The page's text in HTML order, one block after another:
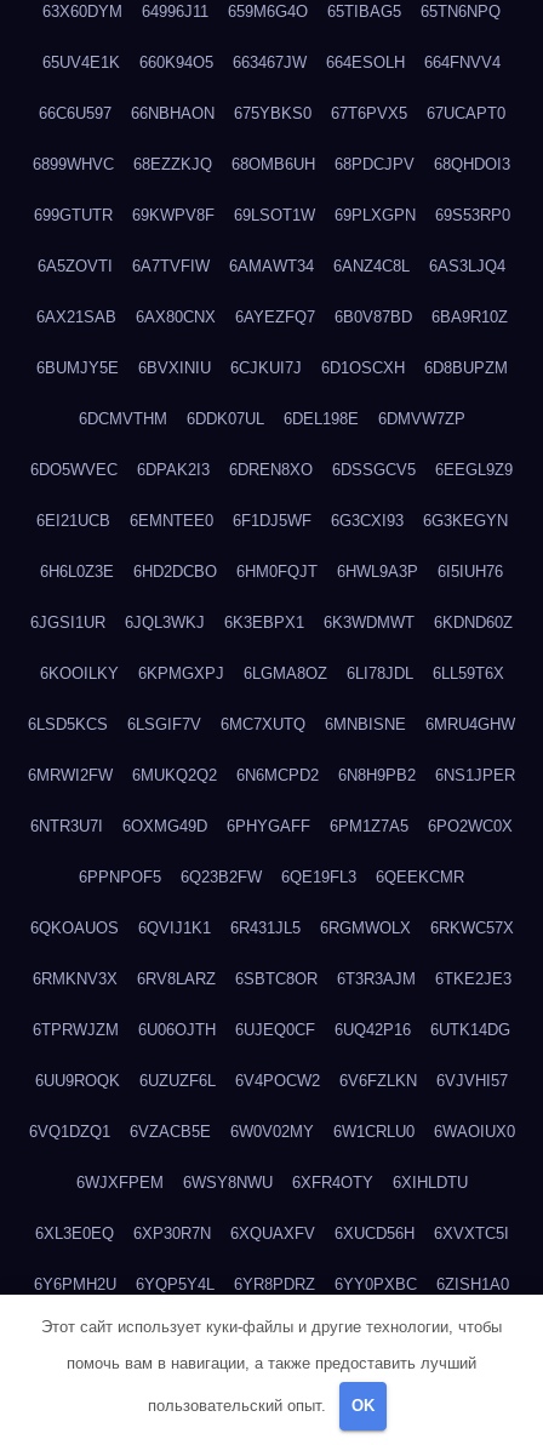
63X60DYM 64996J11 659M6G4O 65TIBAG5 65TN6NPQ
65UV4E1K 660K94O5 663467JW 664ESOLH 664FNVV4
66C6U597 66NBHAON 675YBKS0 67T6PVX5 67UCAPT0
6899WHVC 68EZZKJQ 68OMB6UH 68PDCJPV 68QHDOI3
699GTUTR 69KWPV8F 69LSOT1W 69PLXGPN 69S53RP0
6A5ZOVTI 6A7TVFIW 6AMAWT34 6ANZ4C8L 6AS3LJQ4
6AX21SAB 6AX80CNX 6AYEZFQ7 6B0V87BD 6BA9R10Z
6BUMJY5E 6BVXINIU 6CJKUI7J 6D1OSCXH 6D8BUPZM
6DCMVTHM 6DDK07UL 6DEL198E 6DMVW7ZP
6DO5WVEC 6DPAK2I3 6DREN8XO 6DSSGCV5 6EEGL9Z9
6EI21UCB 6EMNTEE0 6F1DJ5WF 6G3CXI93 6G3KEGYN
6H6L0Z3E 6HD2DCBO 6HM0FQJT 6HWL9A3P 6I5IUH76
6JGSI1UR 6JQL3WKJ 6K3EBPX1 6K3WDMWT 6KDND60Z
6KOOILKY 6KPMGXPJ 6LGMA8OZ 6LI78JDL 6LL59T6X
6LSD5KCS 6LSGIF7V 6MC7XUTQ 6MNBISNE 6MRU4GHW
6MRWI2FW 6MUKQ2Q2 6N6MCPD2 6N8H9PB2 6NS1JPER
6NTR3U7I 6OXMG49D 6PHYGAFF 6PM1Z7A5 6PO2WC0X
6PPNPOF5 6Q23B2FW 6QE19FL3 6QEEKCMR
6QKOAUOS 6QVIJ1K1 6R431JL5 6RGMWOLX 6RKWC57X
6RMKNV3X 6RV8LARZ 6SBTC8OR 6T3R3AJM 6TKE2JE3
6TPRWJZM 6U06OJTH 6UJEQ0CF 6UQ42P16 6UTK14DG
6UU9ROQK 6UZUZF6L 6V4POCW2 6V6FZLKN 6VJVHI57
6VQ1DZQ1 6VZACB5E 6W0V02MY 6W1CRLU0 6WAOIUX0
6WJXFPEM 6WSY8NWU 6XFR4OTY 6XIHLDTU
6XL3E0EQ 6XP30R7N 6XQUAXFV 6XUCD56H 6XVXTC5I
6Y6PMH2U 6YQP5Y4L 6YR8PDRZ 6YY0PXBC 6ZISH1A0
6ZT4UC5F 6ZYCUFVQ 70T7NVVN 70V1YKH3 711BHOSD
71UQJY58
73IDZEWO
Этот сайт использует куки-файлы и другие технологии, чтобы
помочь вам в навигации, а также предоставить лучший
пользовательский опыт. OK